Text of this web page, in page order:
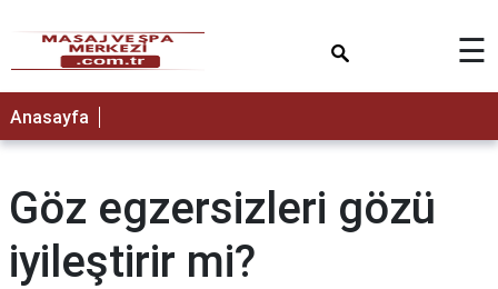
☰
Anasayfa
Göz egzersizleri gözü
iyileştirir mi?